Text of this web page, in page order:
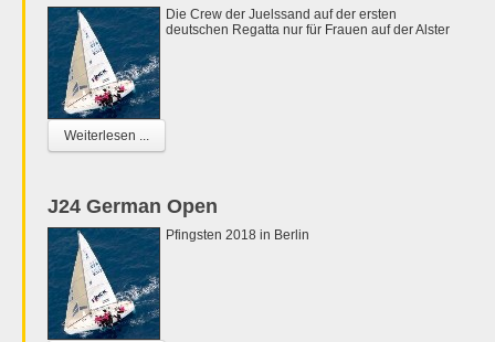
Die Crew der Juelssand auf der ersten
deutschen Regatta nur für Frauen auf der Alster
Weiterlesen ...
J24 German Open
Pfingsten 2018 in Berlin